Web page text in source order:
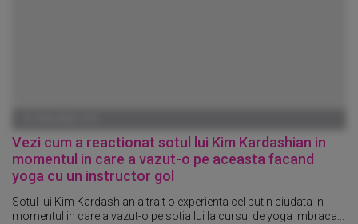
Vezi cum a reactionat sotul lui Kim Kardashian in
momentul in care a vazut-o pe aceasta facand
yoga cu un instructor gol
Sotul lui Kim Kardashian a trait o experienta cel putin ciudata in
momentul in care a vazut-o pe sotia lui la cursul de yoga imbraca...